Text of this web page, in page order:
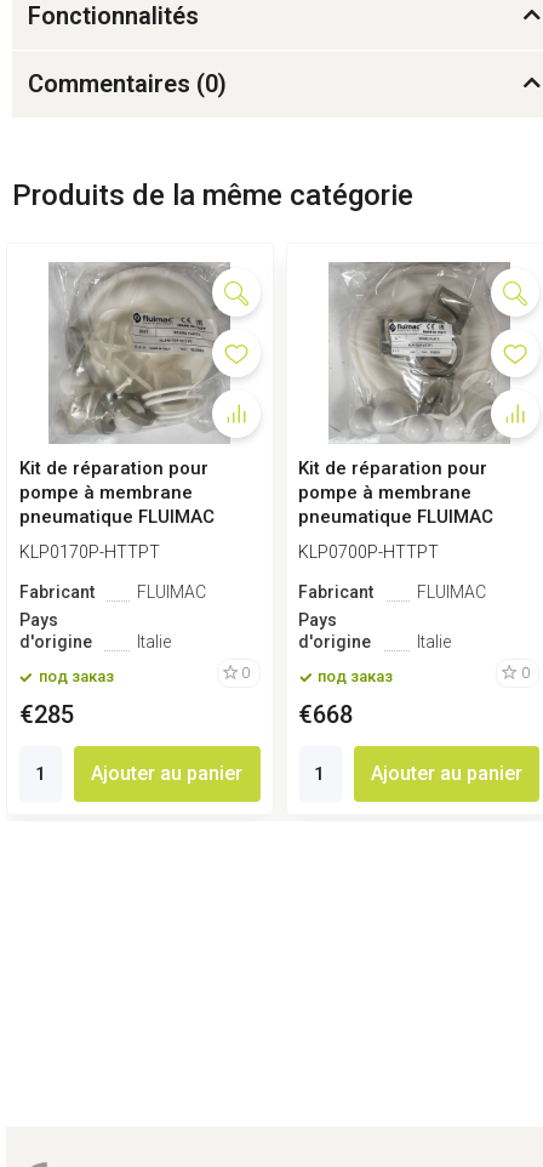
Fonctionnalités
Commentaires (0)
Produits de la même catégorie
Kit de réparation pour
pompe à membrane
pneumatique FLUIMAC
PHOENIX 170 HTTPT
KLP0170P-HTTPT
Fabricant
FLUIMAC
Pays
d'origine
Italie
под заказ 0
€285
Ajouter au panier
Kit de réparation pour
pompe à membrane
pneumatique FLUIMAC
PHOENIX 700 HTTPT
KLP0700P-HTTPT
Fabricant
FLUIMAC
Pays
d'origine
Italie
под заказ 0
€668
Ajouter au panier